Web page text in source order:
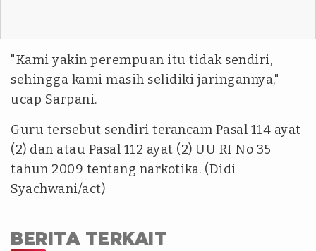
"Kami yakin perempuan itu tidak sendiri,
sehingga kami masih selidiki jaringannya,"
ucap Sarpani.
Guru tersebut sendiri terancam Pasal 114 ayat
(2) dan atau Pasal 112 ayat (2) UU RI No 35
tahun 2009 tentang narkotika. (Didi
Syachwani/act)
BERITA TERKAIT